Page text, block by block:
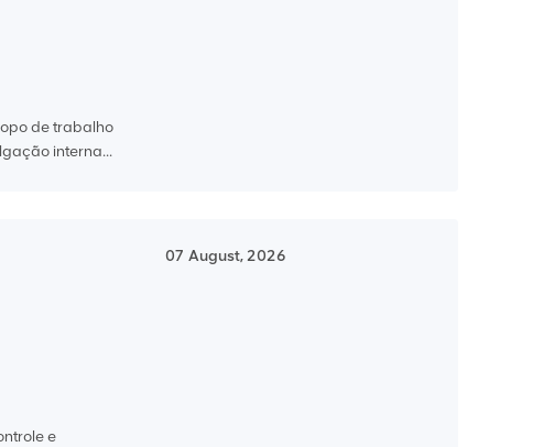
de trabalho
interna...
07 August, 2026
e